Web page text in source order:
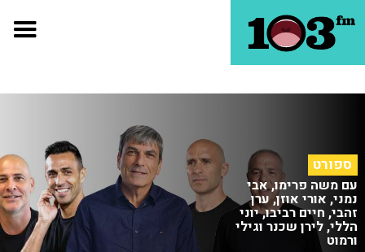
ספורט
עם משה פרימו, אבי
נמני, אורי אוזן, ערן
זהבי, חיים רביבו, יוני
הללי, לירן שכנר וגילי
ורמוט